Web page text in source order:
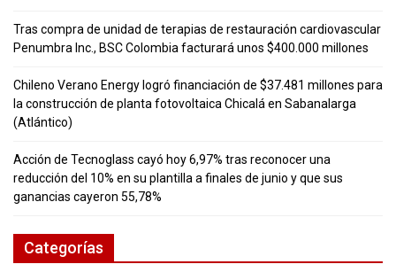
Tras compra de unidad de terapias de restauración cardiovascular
Penumbra Inc., BSC Colombia facturará unos $400.000 millones
Chileno Verano Energy logró financiación de $37.481 millones para
la construcción de planta fotovoltaica Chicalá en Sabanalarga
(Atlántico)
Acción de Tecnoglass cayó hoy 6,97% tras reconocer una
reducción del 10% en su plantilla a finales de junio y que sus
ganancias cayeron 55,78%
Categorías